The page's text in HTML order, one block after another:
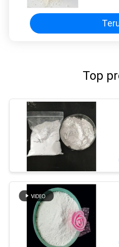
Top